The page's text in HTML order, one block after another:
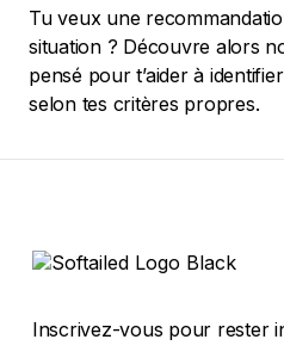
Tu veux une
situation ? Découvre alors
pensé pour t’aider à
selon tes critères propres.
Inscrivez-vous pour rester